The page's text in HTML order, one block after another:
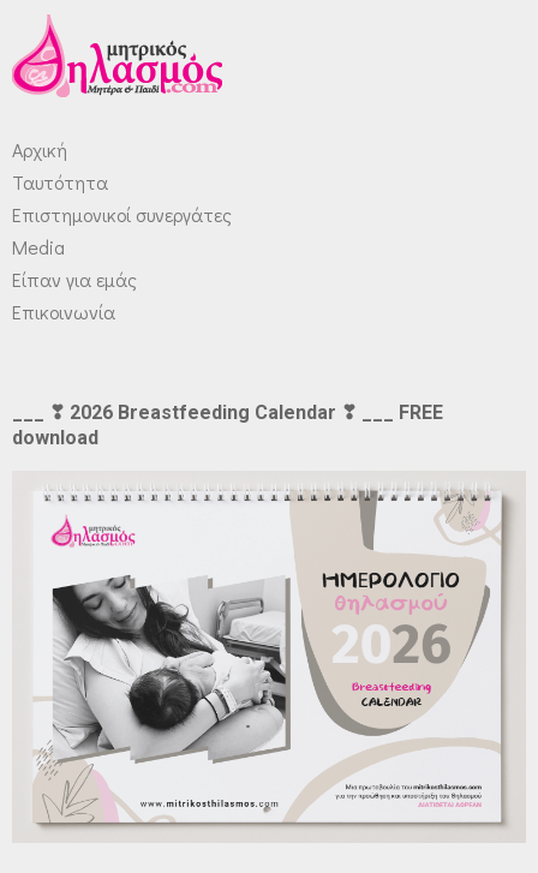
Αρχική
Ταυτότητα
Επιστημονικοί συνεργάτες
Media
Είπαν για εμάς
Επικοινωνία
___ ❣ 2026 Breastfeeding Calendar ❣ ___ FREE
download